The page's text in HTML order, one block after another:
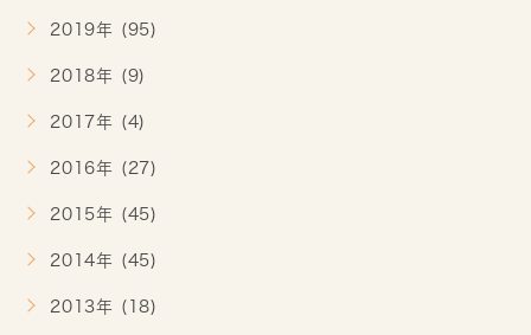
2019年 (95)
2018年 (9)
2017年 (4)
2016年 (27)
2015年 (45)
2014年 (45)
2013年 (18)